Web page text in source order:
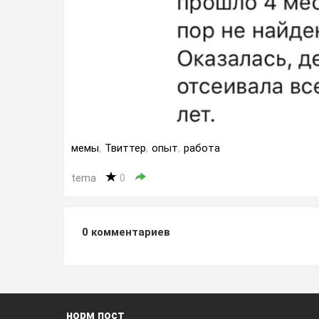
мемы, Твиттер, опыт, работа
tema 0
0 комментариев
норм пост